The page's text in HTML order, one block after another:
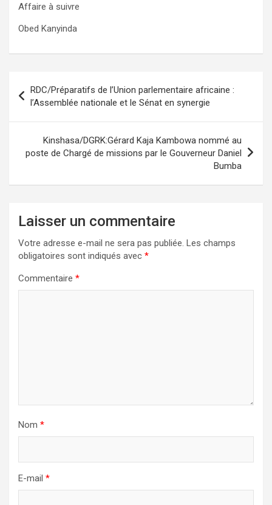
Affaire à suivre
Obed Kanyinda
de
l’article
RDC/Préparatifs de l’Union parlementaire africaine :
l’Assemblée nationale et le Sénat en synergie
Kinshasa/DGRK:Gérard Kaja Kambowa nommé au
poste de Chargé de missions par le Gouverneur Daniel
Bumba
Laisser un commentaire
Votre adresse e-mail ne sera pas publiée. Les champs
obligatoires sont indiqués avec *
Commentaire *
Nom *
E-mail *